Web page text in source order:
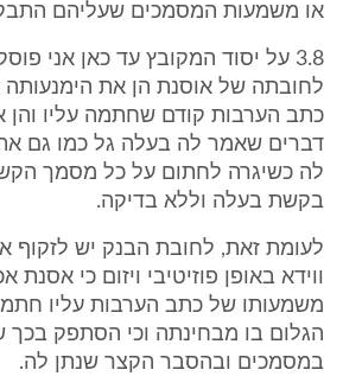
או משמעות המסמכים שעליהם
3.8 על יסוד המקובץ עד כאן אני
לחובתה של אוסנת הן את הימנעותה
כתב הערבות קודם שחתמה עליו
דברים שאמר לה בעלה גל כמו גם
לה כשיגרה לחתום על כל מסמך
בקשת בעלה וללא בדיקה.
לעומת זאת, לחובת הבנק יש לזקוף
ווידא באופן פוזיטיבי ויזום כי
משמעותו של כתב הערבות עליו
הגלום בו מבחינתה וכי הסתפק
במסמכים ובהסבר הקצר שנתן לה.